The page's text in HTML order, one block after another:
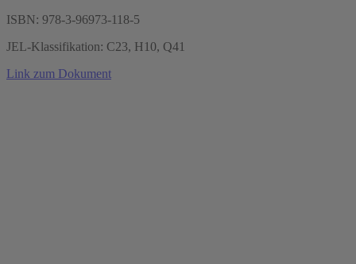
ISBN: 978-3-96973-118-5
JEL-Klassifikation: C23, H10, Q41
Link zum Dokument